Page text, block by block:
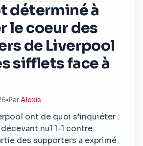
déterminé à
le coeur des
de Liverpool
sifflets face à
• ParAlexis
ont de quoi s’inquiéter :
nul 1-1 contre
des supporters a exprimé